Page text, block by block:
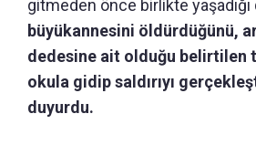
gitmeden önce birlikte yaşadığı
büyükannesini öldürdüğünü,
dedesine ait olduğu belirtilen
okula gidip saldırıyı
duyurdu.